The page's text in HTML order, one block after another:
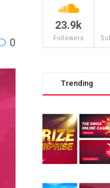
0
23.9k
Followers
Trending